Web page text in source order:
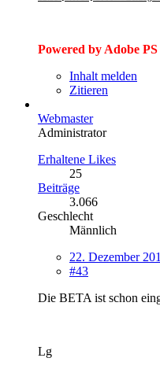
Powered by Adobe
Inhalt melden
Zitieren
Webmaster
Administrator
Erhaltene Likes
25
Beiträge
3.066
Geschlecht
Männlich
22. Dezember
#43
Die BETA ist schon
Lg